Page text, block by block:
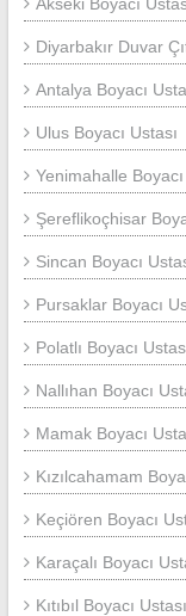
Diyarbakır Duvar
Antalya Boyacı
Ulus Boyacı Ustası
Yenimahalle Boyacı
Şereflikoçhisar
Sincan Boyacı
Pursaklar Boyacı
Polatlı Boyacı
Nallıhan Boyacı
Mamak Boyacı
Kızılcahamam
Keçiören Boyacı
Karaçalı Boyacı
Kıtıbıl Boyacı Ustası